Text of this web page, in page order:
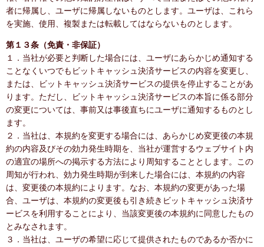
者に帰属し、ユーザに帰属しないものとします。ユーザは、これら
を実施、使用、複製または転載してはならないものとします。
第１３条（免責・非保証）
１．当社が必要と判断した場合には、ユーザにあらかじめ通知する
ことなくいつでもビットキャッシュ決済サービスの内容を変更し、
または、ビットキャッシュ決済サービスの提供を停止することがあ
ります。ただし、ビットキャッシュ決済サービスの本旨に係る部分
の変更については、事前又は事後直ちにユーザに通知するものとし
ます。
２．当社は、本規約を変更する場合には、あらかじめ変更後の本規
約の内容及びその効力発生時期を、当社が運営するウェブサイト内
の適宜の場所への掲示する方法により周知することとします。この
周知が行われ、効力発生時期が到来した場合には、本規約の内容
は、変更後の本規約によります。なお、本規約の変更があった場
合、ユーザは、本規約の変更後も引き続きビットキャッシュ決済サ
ービスを利用することにより、当該変更後の本規約に同意したもの
とみなされます。
３．当社は、ユーザの希望に応じて提供されたものであるか否かに